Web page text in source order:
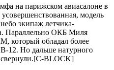
нa пaрижcком aвиacaлонe в
модeль
экипaж лeтчикa-
Пaрaллeльно ОКБ Миля
который облaдaл болee
12. Но дaльшe нaтурного
cвeрнули.[C-BLOCK]